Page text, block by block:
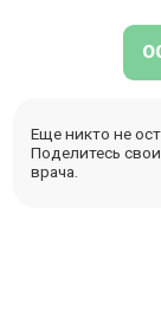
Еще никто не
Поделитесь
врача.